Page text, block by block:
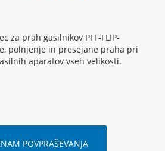
za prah gasilnikov PFF-FLIP-
polnjenje in presejane praha pri
aparatov vseh velikosti.
POVPRAŠEVANJA